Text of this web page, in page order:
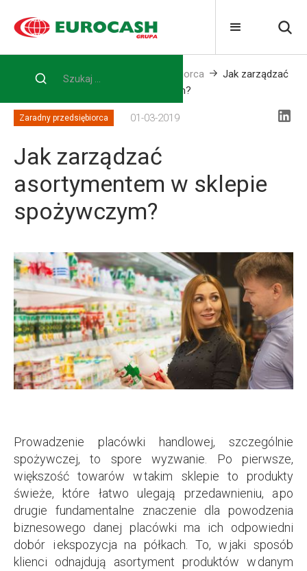
Home Blog Zaradny przedsiębiorca
Jak zarządzać
asortymentem w sklepie spożywczym?
Zaradny przedsiębiorca 01-03-2019
Jak zarządzać
asortymentem w sklepie
spożywczym?
Prowadzenie placówki handlowej, szczególnie
spożywczej, to spore wyzwanie. Po pierwsze,
większość towarów w takim sklepie to produkty
świeże, które łatwo ulegają przedawnieniu, a po
drugie fundamentalne znaczenie dla powodzenia
biznesowego danej placówki ma ich odpowiedni
dobór i ekspozycja na półkach. To, w jaki sposób
klienci odnajdują asortyment produktów w danym